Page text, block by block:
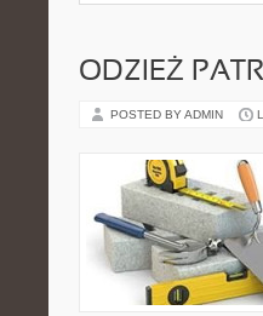
ODZIEŻ
POSTED BY ADMIN